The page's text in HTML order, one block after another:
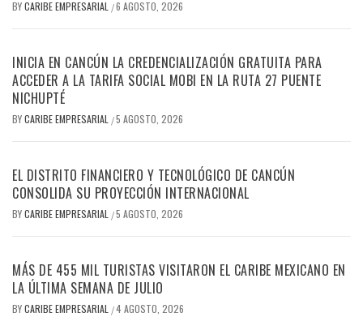
BYCARIBE EMPRESARIAL /6 AGOSTO, 2026
INICIA EN CANCÚN LA CREDENCIALIZACIÓN GRATUITA PARA
ACCEDER A LA TARIFA SOCIAL MOBI EN LA RUTA 27 PUENTE
NICHUPTÉ
BYCARIBE EMPRESARIAL /5 AGOSTO, 2026
EL DISTRITO FINANCIERO Y TECNOLÓGICO DE CANCÚN
CONSOLIDA SU PROYECCIÓN INTERNACIONAL
BYCARIBE EMPRESARIAL /5 AGOSTO, 2026
MÁS DE 455 MIL TURISTAS VISITARON EL CARIBE MEXICANO EN
LA ÚLTIMA SEMANA DE JULIO
BYCARIBE EMPRESARIAL /4 AGOSTO, 2026